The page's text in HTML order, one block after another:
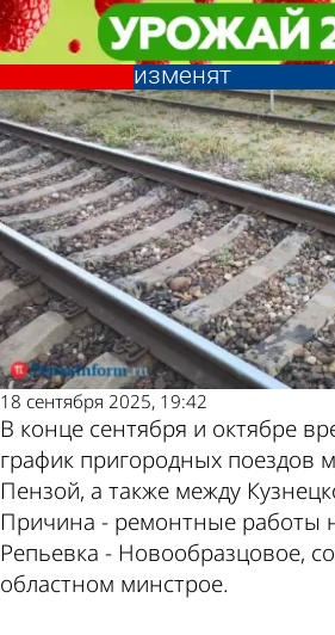
График поездов
Пензу и
изменят
Общество
18 сентября 2025, 19:42
В конце сентября и октябре
график пригородных поездов
Пензой, а также между
Причина - ремонтные работы
Репьевка - Новообразцовое,
областном минстрое.
График поездов
Пензу и
изменят
Общество
Другие
теме
Погода и
валют в